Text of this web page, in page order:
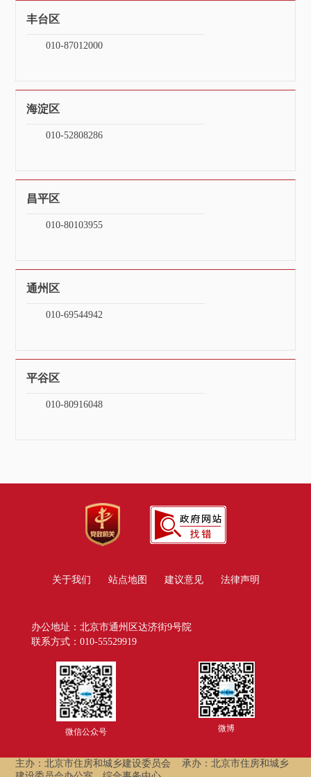
丰台区
010-87012000
海淀区
010-52808286
昌平区
010-80103955
通州区
010-69544942
平谷区
010-80916048
关于我们 站点地图 建议意见 法律声明
办公地址：北京市通州区达济街9号院
联系方式：010-55529919
微信公众号 微博
主办：北京市住房和城乡建设委员会
承办：北京市住房和城乡